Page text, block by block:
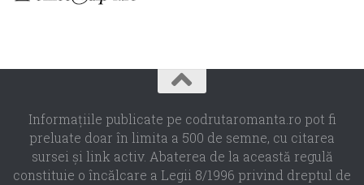
Informaţiile publicate pe codrutaromanta.ro pot fi
preluate doar în limita a 500 de semne, cu citarea
sursei şi link activ. Abaterea de la această regulă
constituie o încălcare a Legii 8/1996 privind dreptul de